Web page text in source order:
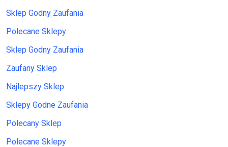
Sklep Godny Zaufania
Polecane Sklepy
Sklep Godny Zaufania
Zaufany Sklep
Najlepszy Sklep
Sklepy Godne Zaufania
Polecany Sklep
Polecane Sklepy